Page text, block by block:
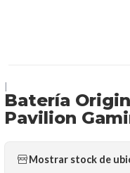
Batería
Pavilion
Mostrar stock de